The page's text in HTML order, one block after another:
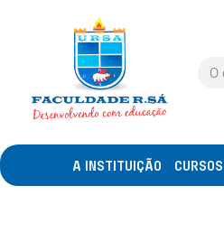
A INSTITUIÇÃO CURSOS